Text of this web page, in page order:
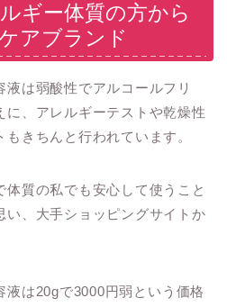
ギー体質の方から
アブランド
は弱酸性でアルコールフリ
に、アレルギーテストや乾燥性
きちんと行われています。
体質の私でも安心して使うこと
い、大手ショッピングサイトか
液は20gで3000円弱という価格